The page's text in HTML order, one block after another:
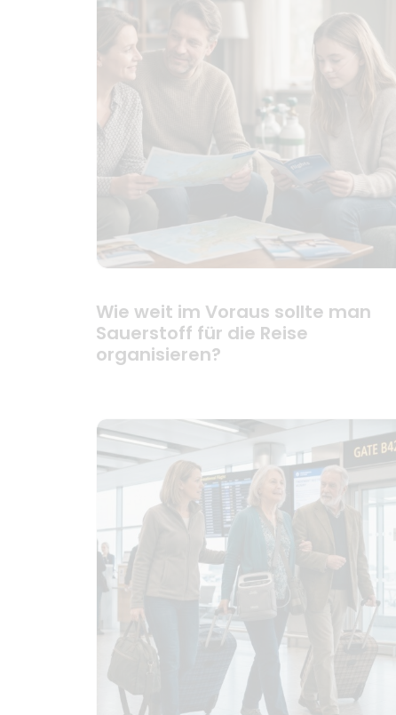
Wie weit im Voraus sollte man
Sauerstoff für die Reise
organisieren?